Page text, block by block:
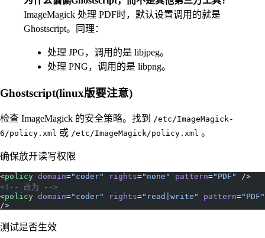
ImageMagick 处理 PDF时，默认设置调用的就是
Ghostscript。同理：
处理 JPG，调用的是 libjpeg。
处理 PNG，调用的是 libpng。
Ghostscript(linux版要注意)
检查 ImageMagick 的安全策略。找到 /etc/ImageMagick-
6/policy.xml 或 /etc/ImageMagick/policy.xml 。
确保放开读写权限
<policy domain="coder" rights="none" pattern="PDF"
/>
<!-- 改为 -->
<policy domain="coder" rights="read|write" pattern="PDF"
/>
测试是否生效